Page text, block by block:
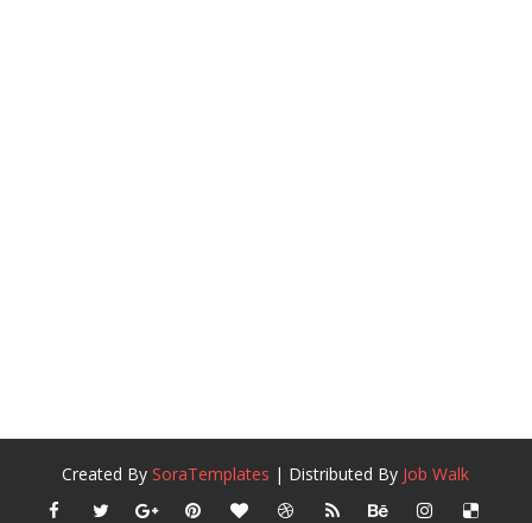
Created BySoraTemplates | Distributed By Job Walk